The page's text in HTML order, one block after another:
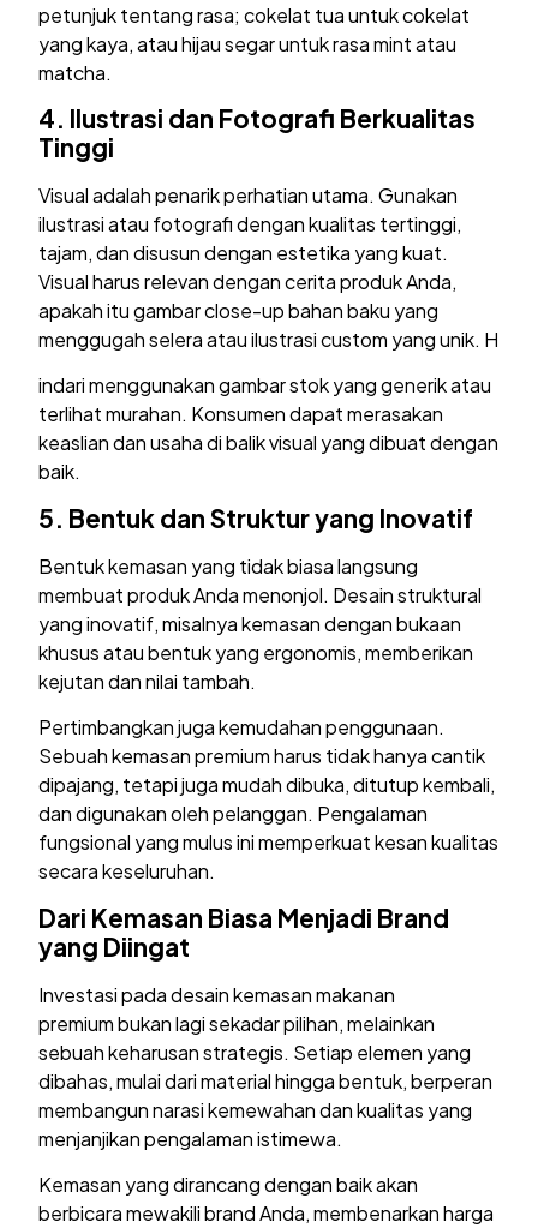
petunjuk tentang rasa; cokelat tua untuk cokelat
yang kaya, atau hijau segar untuk rasa mint atau
matcha.
4. Ilustrasi dan Fotografi Berkualitas
Tinggi
Visual adalah penarik perhatian utama. Gunakan
ilustrasi atau fotografi dengan kualitas tertinggi,
tajam, dan disusun dengan estetika yang kuat.
Visual harus relevan dengan cerita produk Anda,
apakah itu gambar close-up bahan baku yang
menggugah selera atau ilustrasi custom yang unik. H
indari menggunakan gambar stok yang generik atau
terlihat murahan. Konsumen dapat merasakan
keaslian dan usaha di balik visual yang dibuat dengan
baik.
5. Bentuk dan Struktur yang Inovatif
Bentuk kemasan yang tidak biasa langsung
membuat produk Anda menonjol. Desain struktural
yang inovatif, misalnya kemasan dengan bukaan
khusus atau bentuk yang ergonomis, memberikan
kejutan dan nilai tambah.
Pertimbangkan juga kemudahan penggunaan.
Sebuah kemasan premium harus tidak hanya cantik
dipajang, tetapi juga mudah dibuka, ditutup kembali,
dan digunakan oleh pelanggan. Pengalaman
fungsional yang mulus ini memperkuat kesan kualitas
secara keseluruhan.
Dari Kemasan Biasa Menjadi Brand
yang Diingat
Investasi pada desain kemasan makanan
premium bukan lagi sekadar pilihan, melainkan
sebuah keharusan strategis. Setiap elemen yang
dibahas, mulai dari material hingga bentuk, berperan
membangun narasi kemewahan dan kualitas yang
menjanjikan pengalaman istimewa.
Kemasan yang dirancang dengan baik akan
berbicara mewakili brand Anda, membenarkan harga